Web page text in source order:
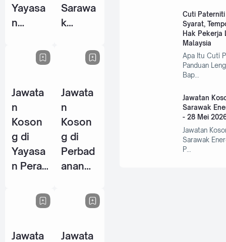
Yayasa
n
n Johor
2026
Sarawa
k
Perfor
Excelle
nce
(SCOP
E) - 15
Jun
2026
Jawata
n
Koson
g di
Yayasa
n Perak
Jawata
n
Koson
g di
Perbad
anan
Selang
or - 5
2026
Jawata
Jawata
Cuti
Syarat,
Hak Pekerja
Malaysia
Apa Itu Cuti
Panduan
Bap…
Jawatan
Sarawak
- 28 Mei
Jawatan
Sarawak
P…